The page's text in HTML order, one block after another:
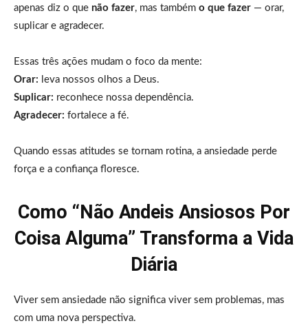
apenas diz o que não fazer, mas também o que fazer — orar,
suplicar e agradecer.
Essas três ações mudam o foco da mente:
Orar: leva nossos olhos a Deus.
Suplicar: reconhece nossa dependência.
Agradecer: fortalece a fé.
Quando essas atitudes se tornam rotina, a ansiedade perde
força e a confiança floresce.
Como “Não Andeis Ansiosos Por
Coisa Alguma” Transforma a Vida
Diária
Viver sem ansiedade não significa viver sem problemas, mas
com uma nova perspectiva.